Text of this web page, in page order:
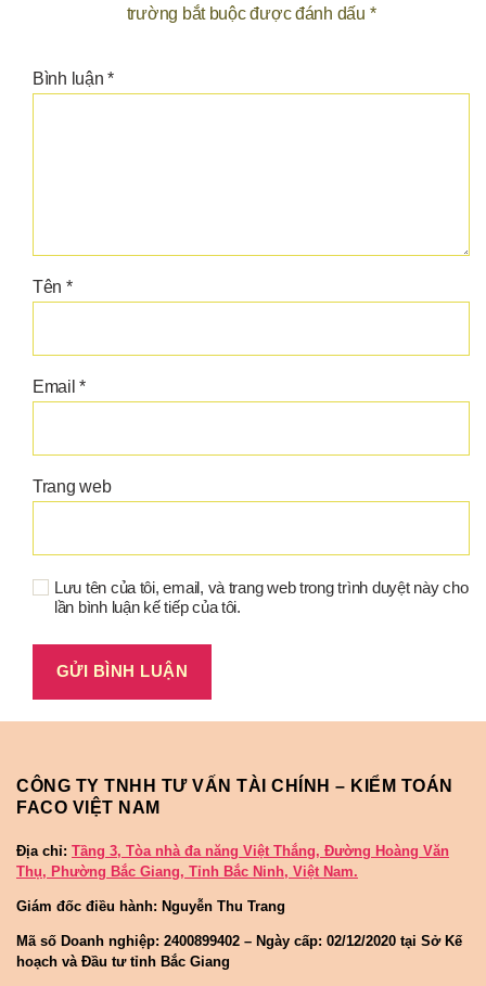
trường bắt buộc được đánh dấu *
Bình luận*
Tên *
Email*
Trang web
Lưu tên của tôi, email, và trang web trong trình duyệt này cho
lần bình luận kế tiếp của tôi.
CÔNG TY TNHH TƯ VẤN TÀI CHÍNH – KIỂM TOÁN
FACO VIỆT NAM
Địa chỉ: Tầng 3, Tòa nhà đa năng Việt Thắng, Đường Hoàng Văn
Thụ, Phường Bắc Giang, Tỉnh Bắc Ninh, Việt Nam.
Giám đốc điều hành: Nguyễn Thu Trang
Mã số Doanh nghiệp: 2400899402 – Ngày cấp: 02/12/2020 tại Sở Kế
hoạch và Đầu tư tỉnh Bắc Giang